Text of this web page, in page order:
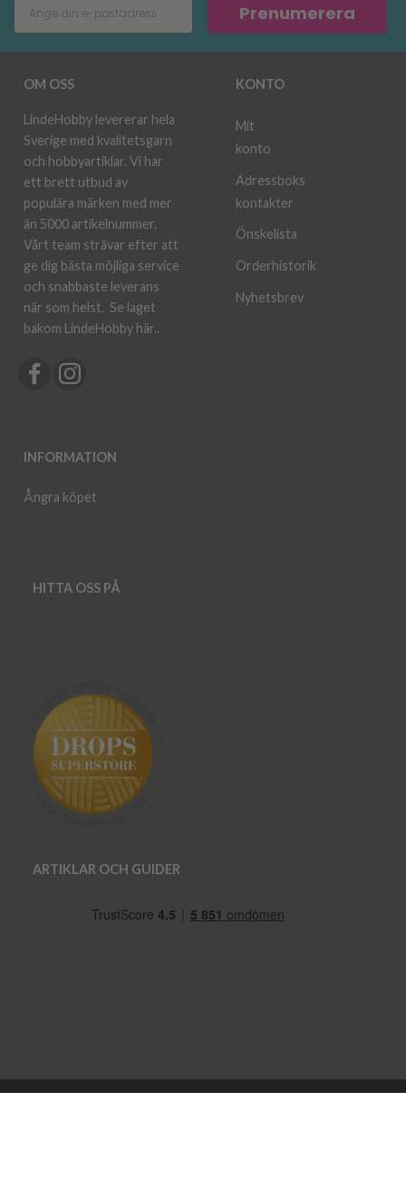
Prenumerera
OM OSS
LindeHobby levererar hela
Sverige med kvalitetsgarn
och hobbyartiklar. Vi har
ett brett utbud av
populära märken med mer
än 5000 artikelnummer.
Vårt team strävar efter att
ge dig bästa möjliga service
och snabbaste leverans
när som helst. Se laget
bakom LindeHobby här..
INFORMATION
Ångra köpet
KONTO
Mit
konto
Adressboks
kontakter
Önskelista
Orderhistorik
Nyhetsbrev
HITTA OSS PÅ
ARTIKLAR OCH GUIDER